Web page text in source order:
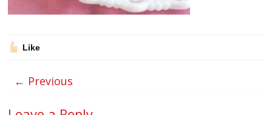
Like
← Previous